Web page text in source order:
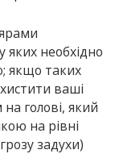
яких необхідно
якщо таких
ваші
голові, який
на рівні
задухи)